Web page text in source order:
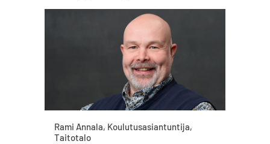
Rami Annala, Koulutusasiantuntija,
Taitotalo